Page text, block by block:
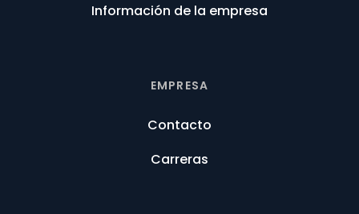
Información de la empresa
EMPRESA
Contacto
Carreras